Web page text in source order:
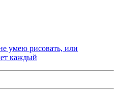
умею рисовать, или
каждый